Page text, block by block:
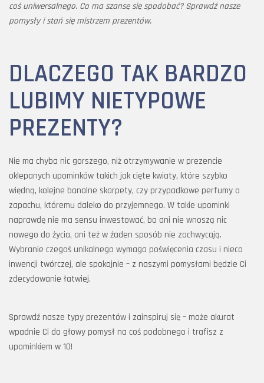
coś uniwersalnego. Co ma szansę się spodobać? Sprawdź nasze
pomysły i stań się mistrzem prezentów.
DLACZEGO TAK BARDZO
LUBIMY NIETYPOWE
PREZENTY?
Nie ma chyba nic gorszego, niż otrzymywanie w prezencie
oklepanych upominków takich jak cięte kwiaty, które szybko
więdną, kolejne banalne skarpety, czy przypadkowe perfumy o
zapachu, któremu daleko do przyjemnego. W takie upominki
naprawdę nie ma sensu inwestować, bo ani nie wnoszą nic
nowego do życia, ani też w żaden sposób nie zachwycają.
Wybranie czegoś unikalnego wymaga poświęcenia czasu i nieco
inwencji twórczej, ale spokojnie – z naszymi pomysłami będzie Ci
zdecydowanie łatwiej.
Sprawdź nasze typy prezentów i zainspiruj się – może akurat
wpadnie Ci do głowy pomysł na coś podobnego i trafisz z
upominkiem w 10!